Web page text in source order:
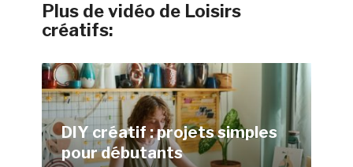
Plus de vidéo de Loisirs
créatifs:
DIY créatif : projets simples
pour débutants